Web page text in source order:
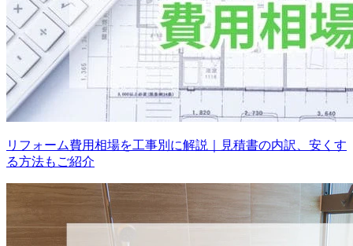
リフォーム費用相場を工事別に解説｜見積書の内訳、安くす
る方法もご紹介